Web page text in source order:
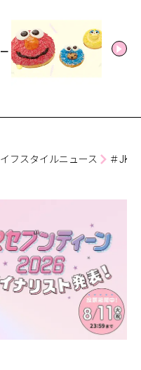
フスタイルニュース ＃JK